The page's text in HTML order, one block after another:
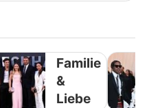
Familie
&
Liebe